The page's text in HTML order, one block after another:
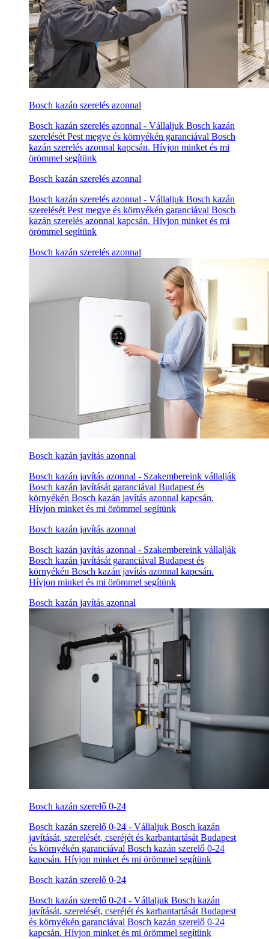
Bosch kazán szerelés azonnal
Bosch kazán szerelés azonnal - Vállaljuk Bosch kazán
szerelését Pest megye és környékén garanciával Bosch
kazán szerelés azonnal kapcsán. Hívjon minket és mi
örömmel segítünk
Bosch kazán szerelés azonnal
Bosch kazán szerelés azonnal - Vállaljuk Bosch kazán
szerelését Pest megye és környékén garanciával Bosch
kazán szerelés azonnal kapcsán. Hívjon minket és mi
örömmel segítünk
Bosch kazán szerelés azonnal
Bosch kazán javítás azonnal
Bosch kazán javítás azonnal - Szakembereink vállalják
Bosch kazán javítását garanciával Budapest és
környékén Bosch kazán javítás azonnal kapcsán.
Hívjon minket és mi örömmel segítünk
Bosch kazán javítás azonnal
Bosch kazán javítás azonnal - Szakembereink vállalják
Bosch kazán javítását garanciával Budapest és
környékén Bosch kazán javítás azonnal kapcsán.
Hívjon minket és mi örömmel segítünk
Bosch kazán javítás azonnal
Bosch kazán szerelő 0-24
Bosch kazán szerelő 0-24 - Vállaljuk Bosch kazán
javítását, szerelését, cseréjét és karbantartását Budapest
és környékén garanciával Bosch kazán szerelő 0-24
kapcsán. Hívjon minket és mi örömmel segítünk
Bosch kazán szerelő 0-24
Bosch kazán szerelő 0-24 - Vállaljuk Bosch kazán
javítását, szerelését, cseréjét és karbantartását Budapest
és környékén garanciával Bosch kazán szerelő 0-24
kapcsán. Hívjon minket és mi örömmel segítünk